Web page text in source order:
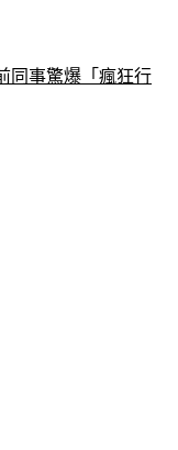
同事驚爆「瘋狂行